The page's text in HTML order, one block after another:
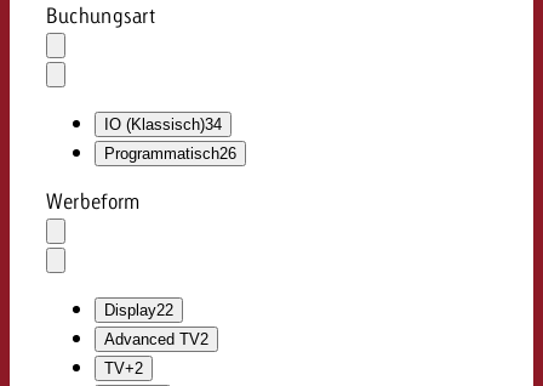
Buchungsart
Auswahl
löschen
Dropdown
öffnen
IO (Klassisch)34
Programmatisch26
Werbeform
Auswahl
löschen
Dropdown
öffnen
Display22
Advanced TV2
TV+2